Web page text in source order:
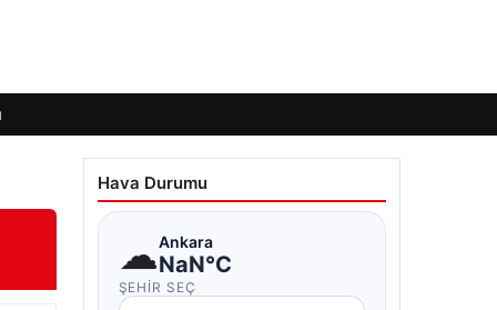
Hava Durumu
☁Ankara
NaN°C
ŞEHIR SEÇ